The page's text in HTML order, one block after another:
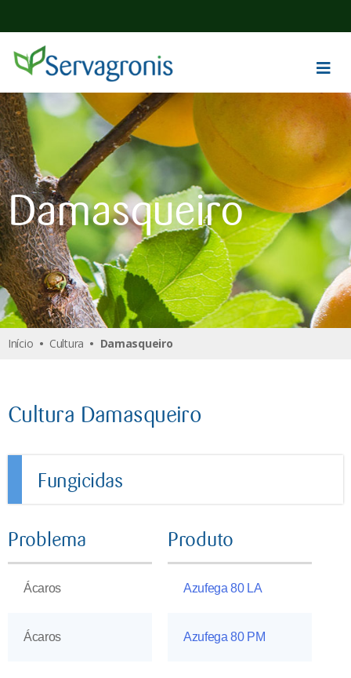
Damasqueiro
Início • Cultura • Damasqueiro
Cultura Damasqueiro
Fungicidas
Problema Produto
Ácaros Azufega 80 LA
Ácaros Azufega 80 PM